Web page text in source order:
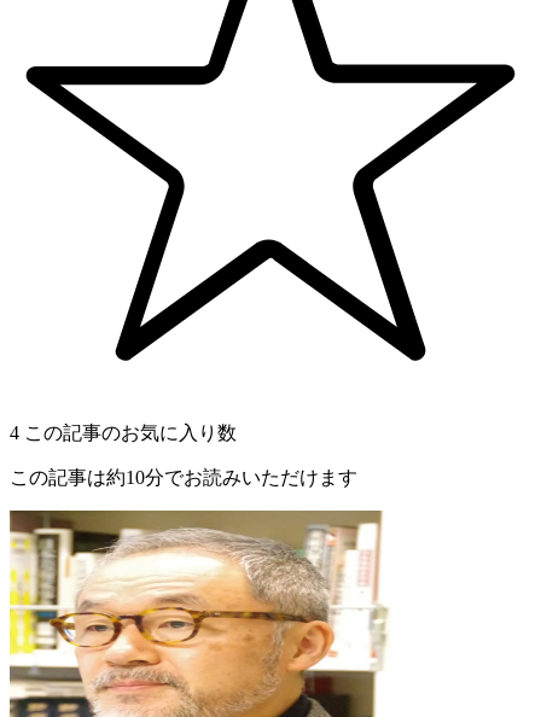
4 この記事のお気に入り数
この記事は約10分でお読みいただけます